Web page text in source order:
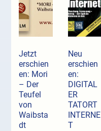
Jetzt
erschien
en: Mori
– Der
Teufel
von
Waibsta
dt
Neu
erschien
en:
DIGITAL
ER
TATORT
INTERNE
T